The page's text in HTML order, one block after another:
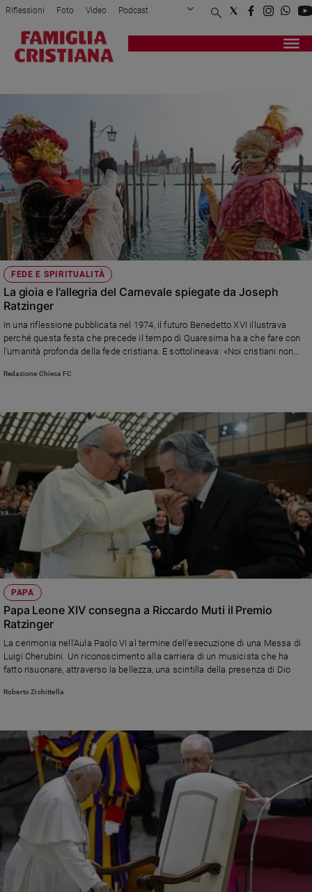
Attualità
Mondo
Economia
Legalità
e
giustizia
Sport
Interviste
Papa
Papa
Chiesa
Chiesa
e
Santi
Devozione
Parola
del
giorno
Santo
del
giorno
Società
e
valori
Ambiente
e
Creato
di
valore
settimana
Migranti
Diversità
e
Riflessioni Foto Video Podcast
Privacy Policy Chi siamo
Registrati Redazione
FEDE E SPIRITUALITÀ
La gioia e l’allegria del Carnevale spiegate da Joseph
Ratzinger
In una riflessione pubblicata nel 1974, il futuro Benedetto XVI illustrava
perché questa festa che precede il tempo di Quaresima ha a che fare con
l’umanità profonda della fede cristiana. E sottolineava: «Noi cristiani non
Redazione Chiesa FC
PAPA
Papa Leone XIV consegna a Riccardo Muti il Premio
Ratzinger
La cerimonia nell’Aula Paolo VI al termine dell’esecuzione di una Messa di
Luigi Cherubini. Un riconoscimento alla carriera di un musicista che ha
fatto risuonare, attraverso la bellezza, una scintilla della presenza di Dio
Roberto Zichittella